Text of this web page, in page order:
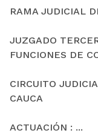
RAMA JUDICIAL
JUZGADO
FUNCIONES DE
CIRCUITO
CAUCA
ACTUACIÓN : ...